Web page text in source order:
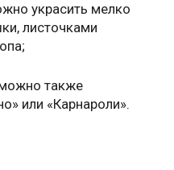
украсить мелко
листочками
также
или «Карнароли».